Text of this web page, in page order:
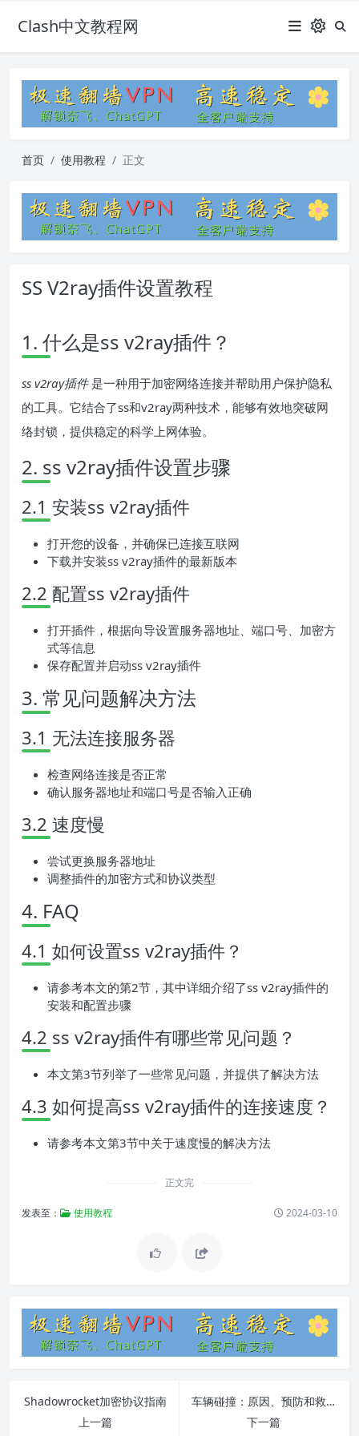
Clash中文教程网
首页 使用教程 正文
SS V2ray插件设置教程
1. 什么是ss v2ray插件？
ss v2ray插件是一种用于加密网络连接并帮助用户保护隐私
的工具。它结合了ss和v2ray两种技术，能够有效地突破网
络封锁，提供稳定的科学上网体验。
2. ss v2ray插件设置步骤
2.1 安装ss v2ray插件
打开您的设备，并确保已连接互联网
下载并安装ss v2ray插件的最新版本
2.2 配置ss v2ray插件
打开插件，根据向导设置服务器地址、端口号、加密方
式等信息
保存配置并启动ss v2ray插件
3. 常见问题解决方法
3.1 无法连接服务器
检查网络连接是否正常
确认服务器地址和端口号是否输入正确
3.2 速度慢
尝试更换服务器地址
调整插件的加密方式和协议类型
4. FAQ
4.1 如何设置ss v2ray插件？
请参考本文的第2节，其中详细介绍了ss v2ray插件的
安装和配置步骤
4.2 ss v2ray插件有哪些常见问题？
本文第3节列举了一些常见问题，并提供了解决方法
4.3 如何提高ss v2ray插件的连接速度？
请参考本文第3节中关于速度慢的解决方法
正文完
发表至： 使用教程 2024-03-10
Shadowrocket加密协议指南
上一篇
车辆碰撞：原因、预防和救援指南
下一篇